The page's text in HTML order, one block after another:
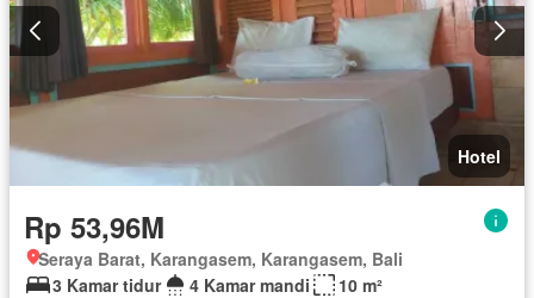
Hotel
Rp 53,96M
Seraya Barat, Karangasem, Karangasem, Bali
3 Kamar tidur
4 Kamar mandi
10 m²